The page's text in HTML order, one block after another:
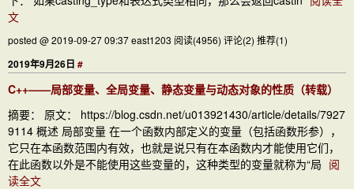
文
posted @ 2019-09-27 09:37 east1203 阅读(4956) 评论(2) 推荐(1)
2019年9月26日 #
C++——局部变量、全局变量、静态变量与动态对象的性质（转载）
摘要： 原文： https://blog.csdn.net/u013921430/article/details/7927
9114 概述 局部变量 在一个函数内部定义的变量（包括函数形参），
它只在本函数范围内有效，也就是说只有在本函数内才能使用它们，
在此函数以外是不能使用这些变量的，这种类型的变量就称为“局 阅
读全文